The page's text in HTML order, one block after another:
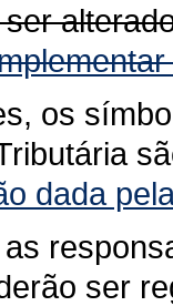
os
dada
ser